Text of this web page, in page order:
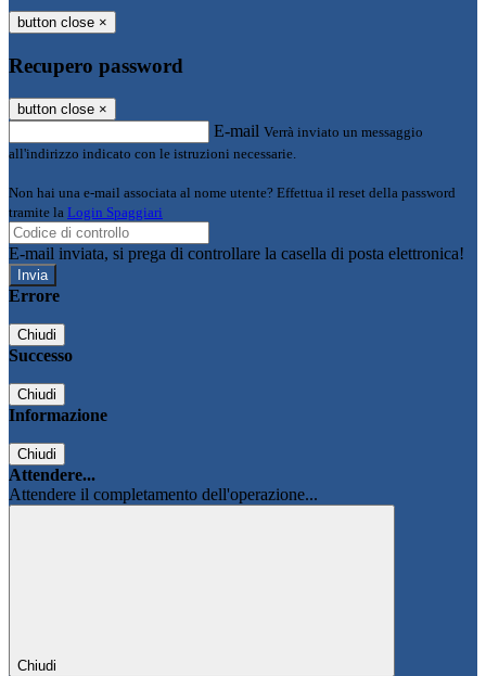
button close ×
Recupero password
button close ×
E-mail Verrà inviato un messaggio
all'indirizzo indicato con le istruzioni necessarie.
Non hai una e-mail associata al nome utente? Effettua il reset della password
tramite la Login Spaggiari
E-mail inviata, si prega di controllare la casella di posta elettronica!
Errore
Chiudi
Successo
Chiudi
Informazione
Chiudi
Attendere...
Attendere il completamento dell'operazione...
Chiudi